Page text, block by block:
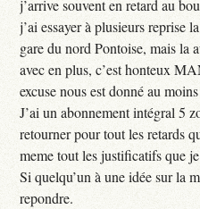
j’arrive souvent en retard au
j’ai essayer à plusieurs reprise
gare du nord Pontoise, mais la
avec en plus, c’est honteux
excuse nous est donné au
J’ai un abonnement intégral 5
retourner pour tout les retards
meme tout les justificatifs que
Si quelqu’un à une idée sur la
repondre.